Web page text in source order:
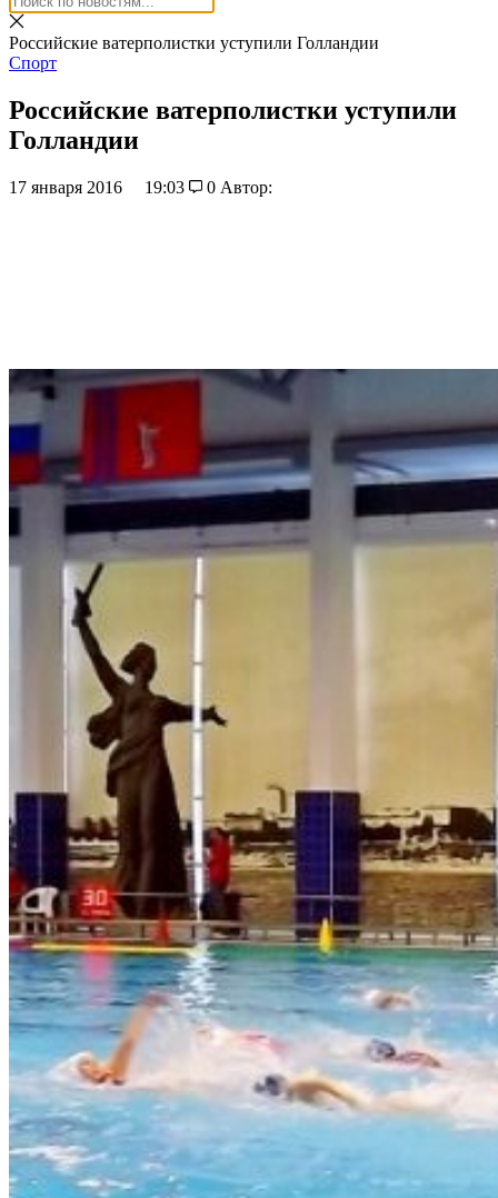
Российские ватерполистки уступили Голландии
Спорт
Российские ватерполистки уступили
Голландии
17 января 2016 19:03 0 Автор: